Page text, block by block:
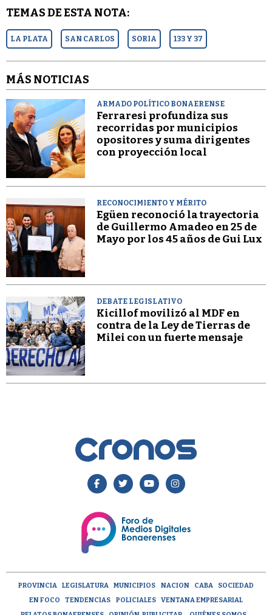
TEMAS DE ESTA NOTA:
LA PLATA SAN CARLOS SORIA 133 Y 37
MÁS NOTICIAS
ARMADO POLÍTICO BONAERENSE
Ferraresi profundiza sus
recorridas por municipios
opositores y suma dirigentes
con proyección local
RECONOCIMIENTO Y MÉRITO
Egüen reconoció la trayectoria
de Guillermo Amadeo en 25 de
Mayo por los 45 años de Gui Lux
DEBATE LEGISLATIVO
Kicillof movilizó al MDF en
contra de la Ley de Tierras de
Milei con un fuerte mensaje
PROVINCIA LEGISLATURA MUNICIPIOS NACION CABA
SOCIEDAD
EN FOCO
TENDENCIAS POLICIALES
VENTANA EMPRESARIAL